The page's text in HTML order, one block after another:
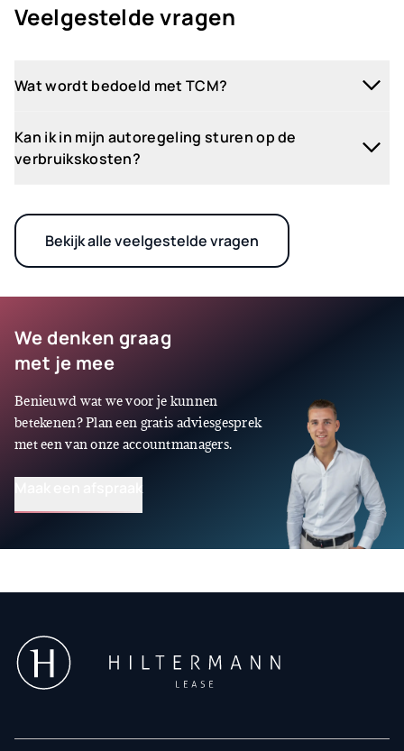
Veelgestelde vragen
Wat wordt bedoeld met TCM?
meer dan alleen de kosten voor leaseauto's, dit zijn de
totale mobiliteitskosten. Denk hierbij aan
Kan ik in mijn autoregeling sturen op de
verbruikskosten?
bij lokale tankstations. Maar ook door bijvoorbeeld (plug-
in) hybride in te zetten. Er zijn tal van oplossingen,
waarover we je graag adviseren.
Bekijk alle veelgestelde vragen
We denken graag
met je mee
Benieuwd wat we voor je kunnen
betekenen? Plan een gratis adviesgesprek
met een van onze accountmanagers.